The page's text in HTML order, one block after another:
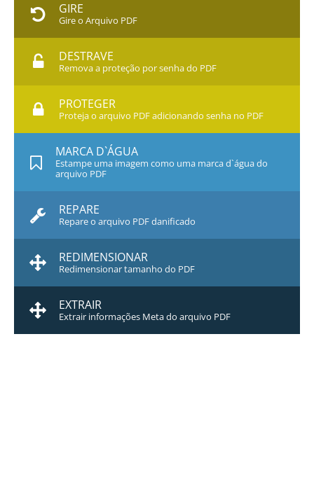
GIRE
Gire o Arquivo PDF
DESTRAVE
Remova a proteção por senha do PDF
PROTEGER
Proteja o arquivo PDF adicionando senha no PDF
MARCA D`ÁGUA
Estampe uma imagem como uma marca d`água do
arquivo PDF
REPARE
Repare o arquivo PDF danificado
REDIMENSIONAR
Redimensionar tamanho do PDF
EXTRAIR
Extrair informações Meta do arquivo PDF